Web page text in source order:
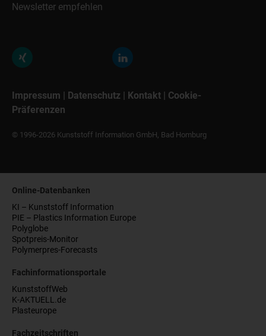
Newsletter empfehlen
Impressum | Datenschutz | Kontakt | Cookie-
Präferenzen
© 1996-2026 Kunststoff Information GmbH, Bad Homburg
Online-Datenbanken
KI – Kunststoff Information
PIE – Plastics Information Europe
Polyglobe
Spotpreis-Monitor
Polymerpres-Forecasts
Fachinformationsportale
KunststoffWeb
K-AKTUELL.de
Plasteurope
Fachzeitschriften